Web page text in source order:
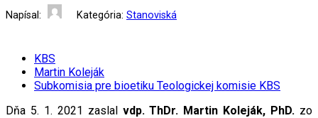
Napísal: Kategória: Stanoviská
KBS
Martin Koleják
Subkomisia pre bioetiku Teologickej komisie KBS
Dňa 5. 1. 2021 zaslal vdp. ThDr. Martin Koleják, PhD. zo